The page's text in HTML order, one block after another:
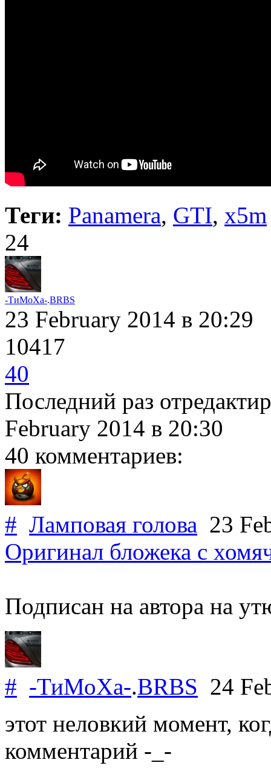
Теги: Panamera, GTI, x5m
24
-ТиМоХа-.BRBS
23 February 2014 в 20:29
10417
40
Последний раз
February 2014 в 20:30
40 комментариев:
# Ламповая голова 23
Оригинал бложека с
Подписан на автора на
# -ТиМоХа-.BRBS 24
этот неловкий момент,
комментарий -_-